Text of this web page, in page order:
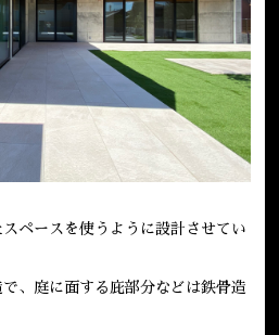
ペースを使うように設計させてい
、庭に面する庇部分などは鉄骨造